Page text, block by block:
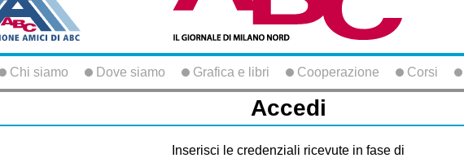
Chi siamo Dove siamo Grafica e libri Cooperazione Corsi
Accedi
Inserisci le credenziali ricevute in fase di